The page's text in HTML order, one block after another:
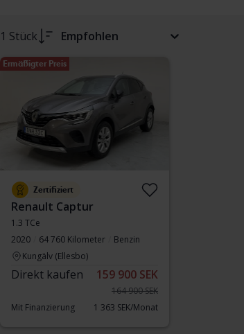
1 Stück Empfohlen
Ermäßigter Preis
Zertifiziert
Renault Captur
1.3 TCe
2020
64 760 Kilometer
Benzin
Kungälv (Ellesbo)
Direkt kaufen 159 900 SEK
164 900 SEK
Mit Finanzierung
1 363 SEK/Monat